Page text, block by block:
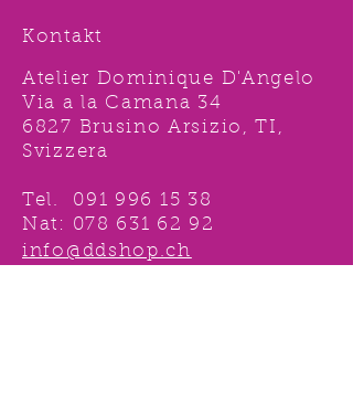
Kontakt
Atelier Dominique D'Angelo
Via a la Camana 34
6827 Brusino Arsizio, TI,
Svizzera
Tel. 091 996 15 38
Nat: 078 631 62 92
info@ddshop.ch